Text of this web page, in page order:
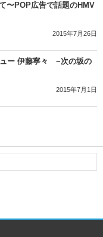
〜POP広告で話題のHMV
2015年7月26日
ー 伊藤寧々 −次の坂の
2015年7月1日